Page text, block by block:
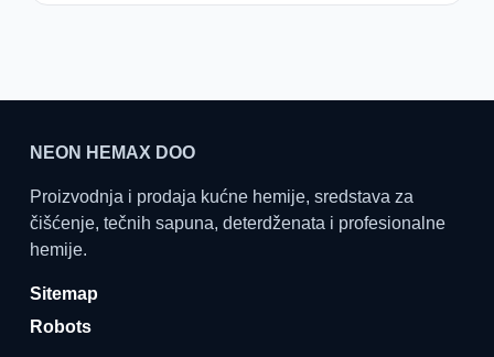
NEON HEMAX DOO
Proizvodnja i prodaja kućne hemije, sredstava za
čišćenje, tečnih sapuna, deterdženata i profesionalne
hemije.
Sitemap
Robots